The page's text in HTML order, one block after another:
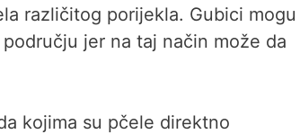
različitog porijekla. Gubici mogu
jer na taj način može da
kojima su pčele direktno